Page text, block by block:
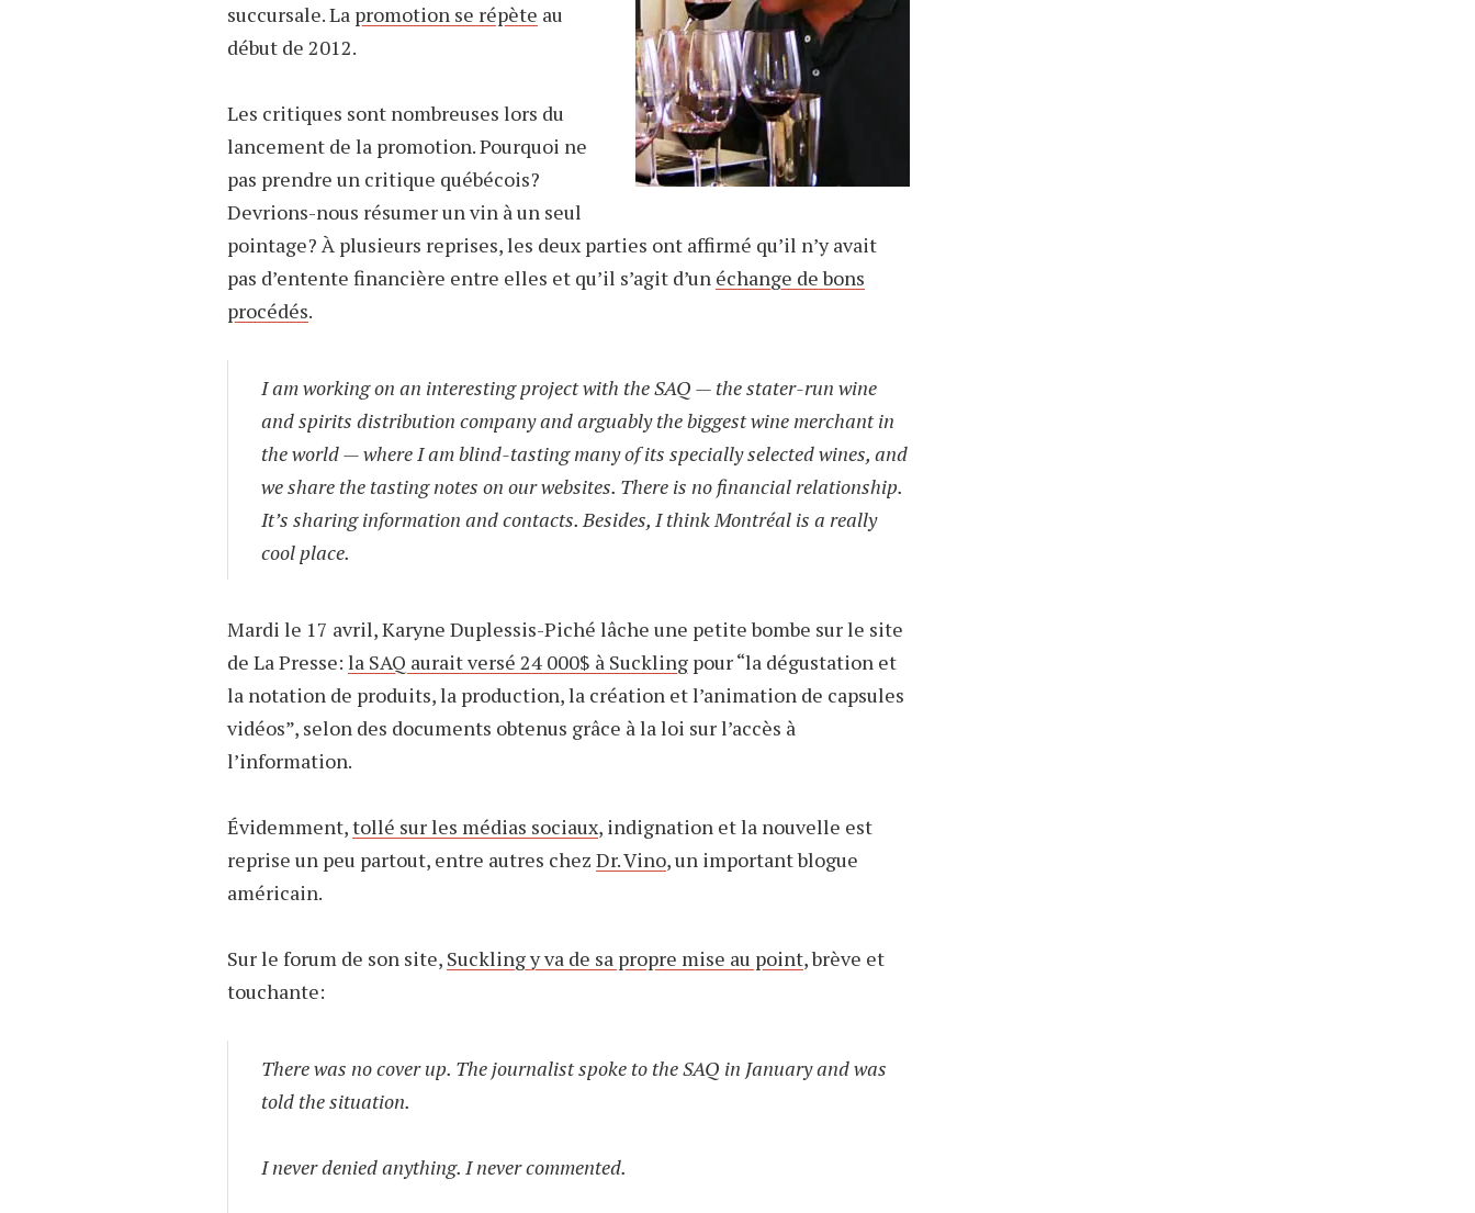
succursale. La promotion se répète au
début de 2012.
Les critiques sont nombreuses lors du
lancement de la promotion. Pourquoi ne
pas prendre un critique québécois?
Devrions-nous résumer un vin à un seul
pointage? À plusieurs reprises, les deux parties ont affirmé qu’il n’y avait
pas d’entente financière entre elles et qu’il s’agit d’un échange de bons
procédés.
I am working on an interesting project with the SAQ — the stater-run wine
and spirits distribution company and arguably the biggest wine merchant in
the world — where I am blind-tasting many of its specially selected wines, and
we share the tasting notes on our websites. There is no financial relationship.
It’s sharing information and contacts. Besides, I think Montréal is a really
cool place.
Mardi le 17 avril, Karyne Duplessis-Piché lâche une petite bombe sur le site
de La Presse: la SAQ aurait versé 24 000$ à Suckling pour “la dégustation et
la notation de produits, la production, la création et l’animation de capsules
vidéos”, selon des documents obtenus grâce à la loi sur l’accès à
l’information.
Évidemment,tollé sur les médias sociaux, indignation et la nouvelle est
reprise un peu partout, entre autres chez Dr. Vino, un important blogue
américain.
Sur le forum de son site, Suckling y va de sa propre mise au point, brève et
touchante:
There was no cover up. The journalist spoke to the SAQ in January and was
told the situation.
I never denied anything. I never commented.